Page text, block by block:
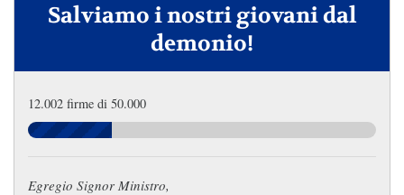
Salviamo i nostri giovani dal
demonio!
12.002 firme di 50.000
Egregio Signor Ministro,